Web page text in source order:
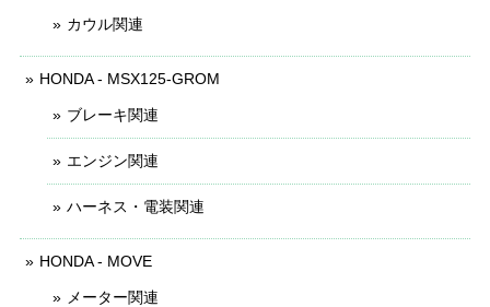
カウル関連
HONDA - MSX125-GROM
ブレーキ関連
エンジン関連
ハーネス・電装関連
HONDA - MOVE
メーター関連